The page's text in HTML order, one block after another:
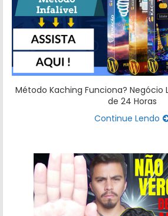
Método Kaching Funciona? Negócio
de 24 Horas
Continue Lendo